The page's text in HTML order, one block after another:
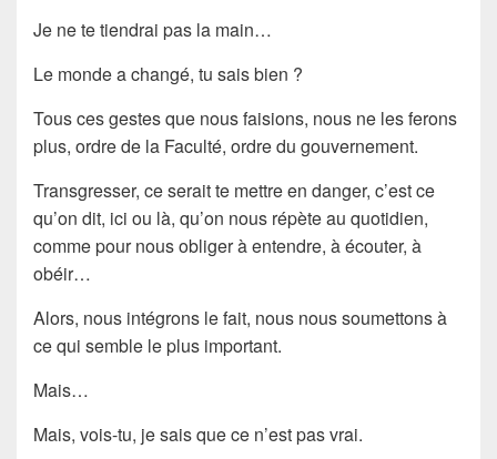
Je ne te tiendrai pas la main…
Le monde a changé, tu sais bien ?
Tous ces gestes que nous faisions, nous ne les ferons
plus, ordre de la Faculté, ordre du gouvernement.
Transgresser, ce serait te mettre en danger, c’est ce
qu’on dit, ici ou là, qu’on nous répète au quotidien,
comme pour nous obliger à entendre, à écouter, à
obéir…
Alors, nous intégrons le fait, nous nous soumettons à
ce qui semble le plus important.
Mais…
Mais, vois-tu, je sais que ce n’est pas vrai.